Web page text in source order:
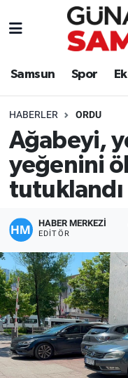
Samsun Spor
HABERLER ORDU
Ağabeyi,
yeğenini
tutuklandı
HABER MERKEZİ
EDITÖR
Samsun
Politika
Turizm
Sağlık
Eğitim
Yaşam
Kültür Sanat
Nöbetçi
Süper Lig Puan
Tüm Manşetler
Son Dakika
Haber Arşivi